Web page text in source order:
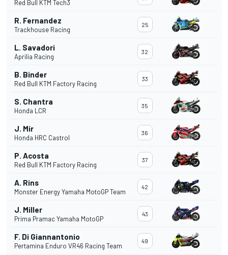
Red Bull KTM Tech3
R. Fernandez
Trackhouse Racing
25
L. Savadori
Aprilia Racing
32
B. Binder
Red Bull KTM Factory Racing
33
S. Chantra
Honda LCR
35
J. Mir
Honda HRC Castrol
36
P. Acosta
Red Bull KTM Factory Racing
37
A. Rins
Monster Energy Yamaha MotoGP Team
42
J. Miller
Prima Pramac Yamaha MotoGP
43
F. Di Giannantonio
Pertamina Enduro VR46 Racing Team
49